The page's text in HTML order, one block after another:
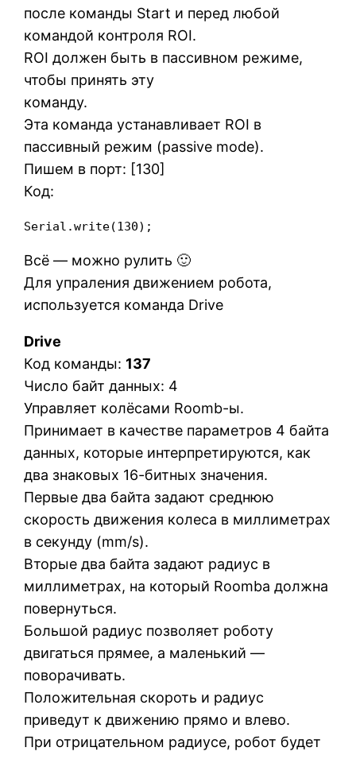
после команды Start и перед любой
командой контроля ROI.
ROI должен быть в пассивном режиме,
чтобы принять эту
команду.
Эта команда устанавливает ROI в
пассивный режим (passive mode).
Пишем в порт: [130]
Код:
Serial.write(130);
Всё — можно рулить 🙂
Для упраления движением робота,
используется команда Drive
Drive
Код команды: 137
Число байт данных: 4
Управляет колёсами Roomb-ы.
Принимает в качестве параметров 4 байта
данных, которые интерпретируются, как
два знаковых 16-битных значения.
Первые два байта задают среднюю
скорость движения колеса в миллиметрах
в секунду (mm/s).
Вторые два байта задают радиус в
миллиметрах, на который Roomba должна
повернуться.
Большой радиус позволяет роботу
двигаться прямее, а маленький —
поворачивать.
Положительная скороть и радиус
приведут к движению прямо и влево.
При отрицательном радиусе, робот будет